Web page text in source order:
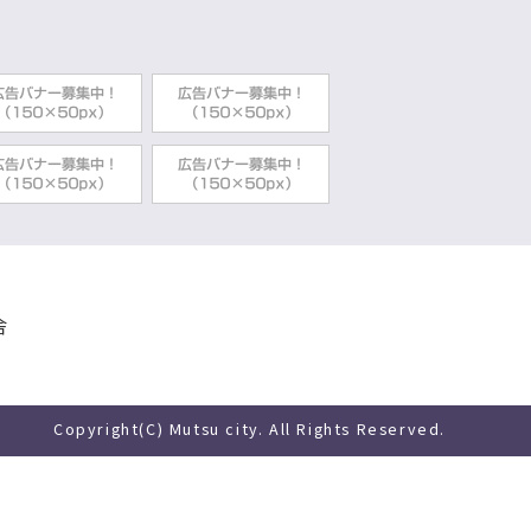
Copyright(C) Mutsu city. All Rights Reserved.